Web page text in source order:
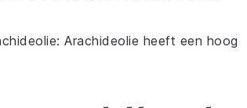
: Arachideolie heeft een hoog